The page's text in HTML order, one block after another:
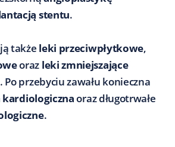
stentu.
także leki przeciwpłytkowe,
oraz leki zmniejszające
. Po przebyciu zawału konieczna
oraz długotrwałe
.